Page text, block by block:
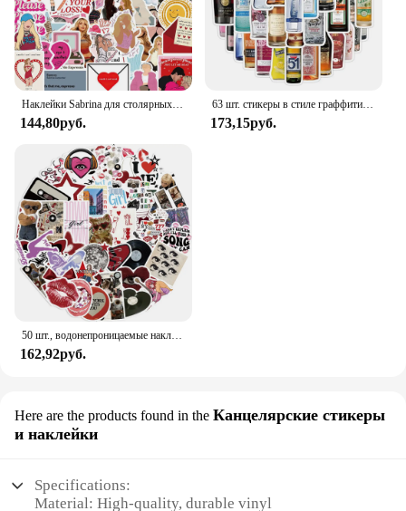
Наклейки Sabrina для столярных певец, 10/30/50 шт., забавное украшение, альбом «сделай сам», скейтборд, велосипед, гитара, ноутбук, Детские Водонепроницаемые игрушки
144,80руб.
63 шт. стикеры в стиле граффити для чемоданов, аксессуаров, наклейки для ноутбука, скейтборда, декоративные Стикеры, игрушки «сделай сам»
173,15руб.
162,92руб.
Here are the products found in the Канцелярские стикеры
и наклейки
Specifications:
Material: High-quality, durable vinyl